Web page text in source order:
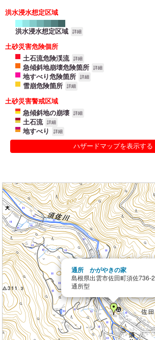
洪水浸水想定区域
洪水浸水想定区域 詳細
土砂災害危険個所
土石流危険渓流
詳細
急傾斜地崩壊危険箇所 詳細
地すべり危険箇所 詳細
雪崩危険箇所 詳細
土砂災害警戒区域
急傾斜地の崩壊
詳細
土石流 詳細
地すべり 詳細
ハザードマップを表示する
通所 かがやきの家
島根県出雲市佐田町須佐736-2
通所型